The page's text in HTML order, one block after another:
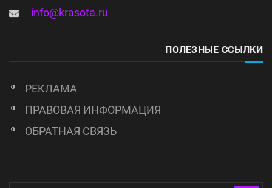
info@krasota.ru
ПОЛЕЗНЫЕ ССЫЛКИ
РЕКЛАМА
ПРАВОВАЯ ИНФОРМАЦИЯ
ОБРАТНАЯ СВЯЗЬ